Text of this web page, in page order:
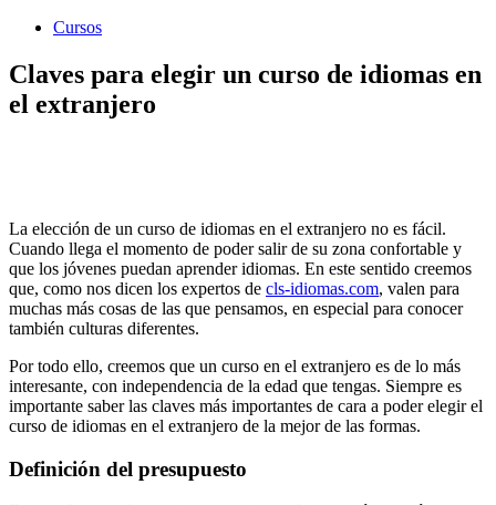
Cursos
Claves para elegir un curso de idiomas en
el extranjero
La elección de un curso de idiomas en el extranjero no es fácil.
Cuando llega el momento de poder salir de su zona confortable y
que los jóvenes puedan aprender idiomas. En este sentido creemos
que, como nos dicen los expertos de cls-idiomas.com, valen para
muchas más cosas de las que pensamos, en especial para conocer
también culturas diferentes.
Por todo ello, creemos que un curso en el extranjero es de lo más
interesante, con independencia de la edad que tengas. Siempre es
importante saber las claves más importantes de cara a poder elegir el
curso de idiomas en el extranjero de la mejor de las formas.
Definición del presupuesto